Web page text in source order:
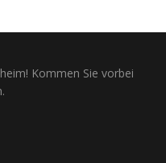
Kommen Sie vorbei